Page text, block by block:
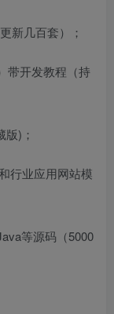
新几百套）；
带开发教程（持
)；
行业应用网站模
等源码（5000